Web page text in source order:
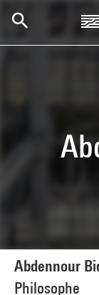
Abdennour
Philosophe